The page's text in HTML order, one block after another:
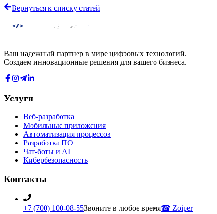
Вернуться к списку статей
Ваш надежный партнер в мире цифровых технологий.
Создаем инновационные решения для вашего бизнеса.
Услуги
Веб-разработка
Мобильные приложения
Автоматизация процессов
Разработка ПО
Чат-боты и AI
Кибербезопасность
Контакты
+7 (700) 100-08-55Звоните в любое время☎ Zoiper